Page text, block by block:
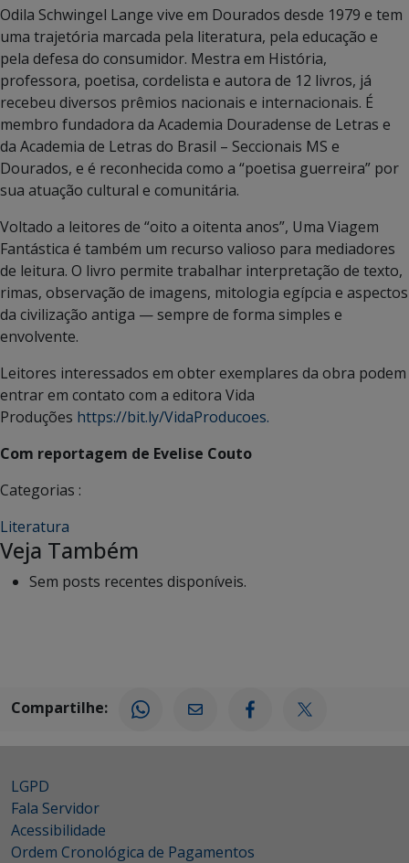
Odila Schwingel Lange vive em Dourados desde 1979 e tem
uma trajetória marcada pela literatura, pela educação e
pela defesa do consumidor. Mestra em História,
professora, poetisa, cordelista e autora de 12 livros, já
recebeu diversos prêmios nacionais e internacionais. É
membro fundadora da Academia Douradense de Letras e
da Academia de Letras do Brasil – Seccionais MS e
Dourados, e é reconhecida como a “poetisa guerreira” por
sua atuação cultural e comunitária.
Voltado a leitores de “oito a oitenta anos”, Uma Viagem
Fantástica é também um recurso valioso para mediadores
de leitura. O livro permite trabalhar interpretação de texto,
rimas, observação de imagens, mitologia egípcia e aspectos
da civilização antiga — sempre de forma simples e
envolvente.
Leitores interessados em obter exemplares da obra podem
entrar em contato com a editora Vida
Produções https://bit.ly/VidaProducoes.
Com reportagem de Evelise Couto
Categorias :
Literatura
Veja Também
Sem posts recentes disponíveis.
Compartilhe:
LGPD
Fala Servidor
Acessibilidade
Ordem Cronológica de Pagamentos